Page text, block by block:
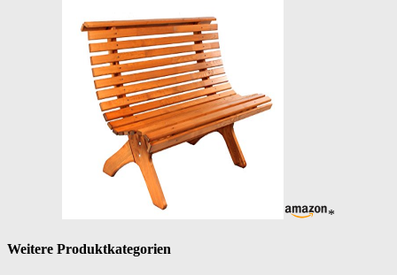
*
Weitere Produktkategorien